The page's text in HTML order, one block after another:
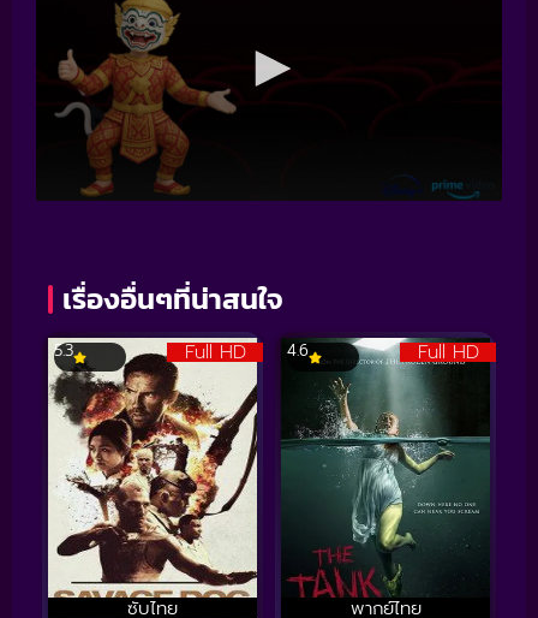
เรื่องอื่นๆที่น่าสนใจ
Full HD
ซับไทย
5.3 Full HD
พากย์ไทย
4.6